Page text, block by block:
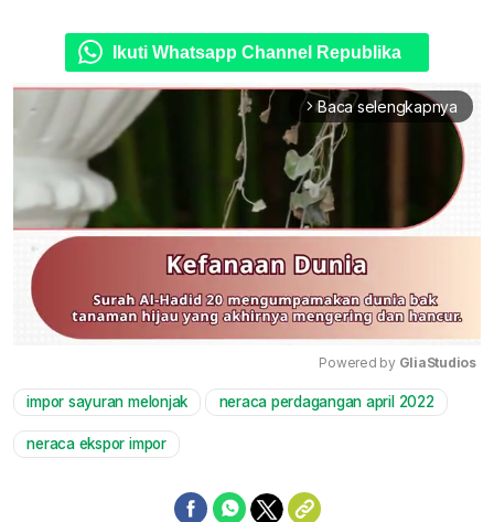
Ikuti Whatsapp Channel Republika
arrow_forward_ios Baca selengkapnya
Mute
Powered by GliaStudios
impor sayuran melonjak neraca perdagangan april 2022
neraca ekspor impor